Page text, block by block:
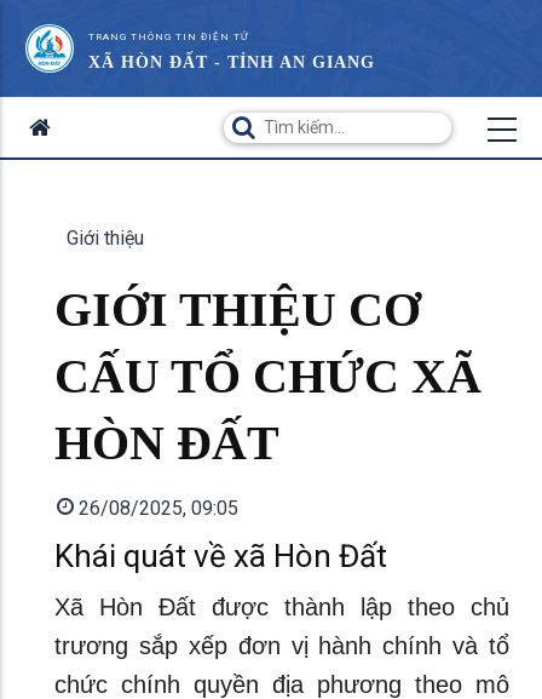
TRANG THÔNG TIN ĐIỆN TỬ
XÃ HÒN ĐẤT - TỈNH AN GIANG
Giới thiệu
GIỚI THIỆU CƠ
CẤU TỔ CHỨC XÃ
HÒN ĐẤT
26/08/2025, 09:05
Khái quát về xã Hòn Đất
Xã Hòn Đất được thành lập theo chủ
trương sắp xếp đơn vị hành chính và tổ
chức chính quyền địa phương theo mô